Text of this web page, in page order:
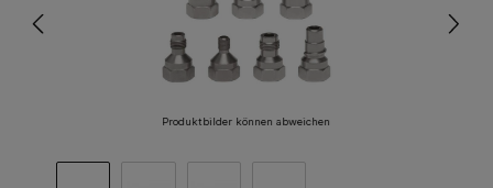
Produktbilder können abweichen